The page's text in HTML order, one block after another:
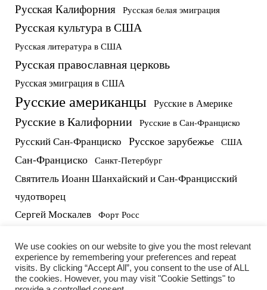
Русская Калифорния Русская белая эмиграция
Русская культура в США
Русская литература в США
Русская православная церковь
Русская эмиграция в США
Русские американцы Русские в Америке
Русские в Калифорнии Русские в Сан-Франциско
Русский Сан-Франциско Русское зарубежье США
Сан-Франциско Санкт-Петербург
Святитель Иоанн Шанхайский и Сан-Францисский
чудотворец
Сергей Москалев Форт Росс
We use cookies on our website to give you the most relevant
experience by remembering your preferences and repeat
visits. By clicking “Accept All”, you consent to the use of ALL
the cookies. However, you may visit "Cookie Settings" to